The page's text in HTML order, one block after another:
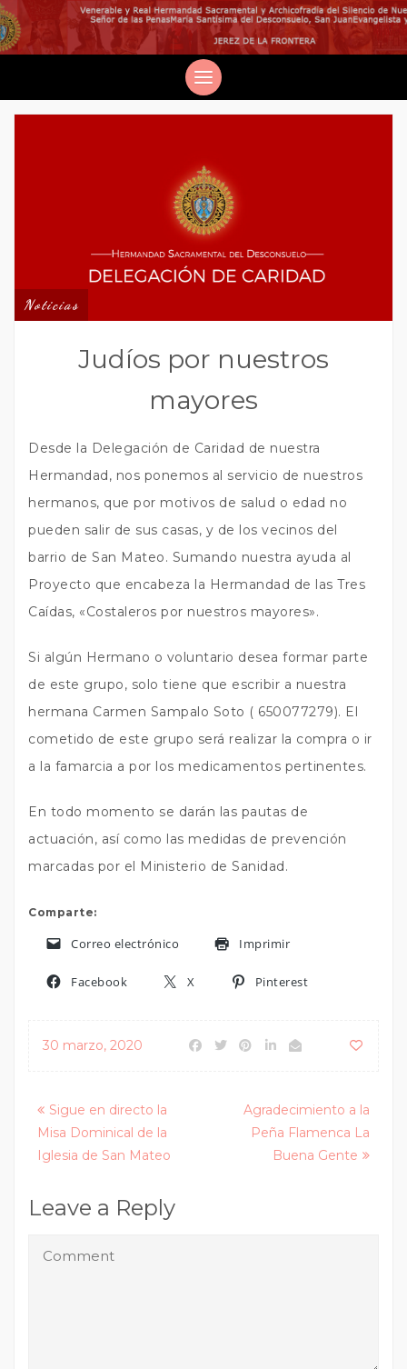
Noticias
Judíos por nuestros
mayores
Desde la Delegación de Caridad de nuestra
Hermandad, nos ponemos al servicio de nuestros
hermanos, que por motivos de salud o edad no
pueden salir de sus casas, y de los vecinos del
barrio de San Mateo. Sumando nuestra ayuda al
Proyecto que encabeza la Hermandad de las Tres
Caídas, «Costaleros por nuestros mayores».
Si algún Hermano o voluntario desea formar parte
de este grupo, solo tiene que escribir a nuestra
hermana Carmen Sampalo Soto ( 650077279). El
cometido de este grupo será realizar la compra o ir
a la famarcia a por los medicamentos pertinentes.
En todo momento se darán las pautas de
actuación, así como las medidas de prevención
marcadas por el Ministerio de Sanidad.
Comparte:
Correo electrónico Imprimir
Facebook X Pinterest
30 marzo, 2020
Posts
navigation
Sigue en directo la
Misa Dominical de la
Iglesia de San Mateo
Agradecimiento a la
Peña Flamenca La
Buena Gente
Leave a Reply